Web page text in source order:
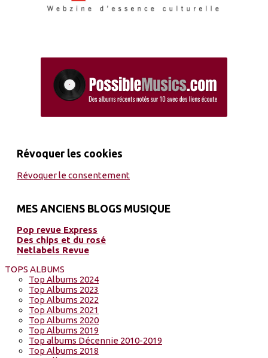
Révoquer les cookies
Révoquer le consentement
MES ANCIENS BLOGS MUSIQUE
Pop revue Express
Des chips et du rosé
Netlabels Revue
TOPS ALBUMS
Top Albums 2024
Top Albums 2023
Top Albums 2022
Top Albums 2021
Top Albums 2020
Top Albums 2019
Top albums Décennie 2010-2019
Top Albums 2018